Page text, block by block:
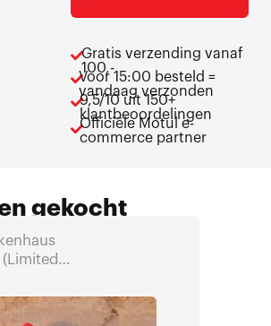
Gratis verzending vanaf
100,-
Voor 15:00 besteld =
vandaag verzonden
9,5/10 uit 150+
klantbeoordelingen
Officiële Motul e-
commerce partner
gekocht